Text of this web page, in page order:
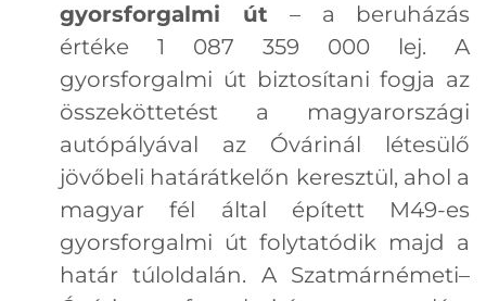
gyorsforgalmi út – a beruházás
értéke 1 087 359 000 lej. A
gyorsforgalmi út biztosítani fogja az
összeköttetést a magyarországi
autópályával az Óvárinál létesülő
jövőbeli határátkelőn keresztül, ahol a
magyar fél által épített M49-es
gyorsforgalmi út folytatódik majd a
határ túloldalán. A Szatmárnémeti–